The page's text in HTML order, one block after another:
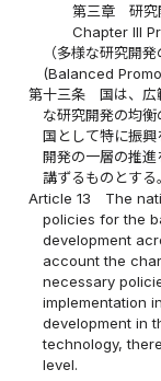
第三章 研究
Chapter III
（多様な研究開
(Balanced
第十三条
国は、広
な研究開発の均衡
国として特に振
開発の一層の推
講ずるものとする
Article 13
The
policies for the
development
account the
necessary
implementation
development in
technology,
level.